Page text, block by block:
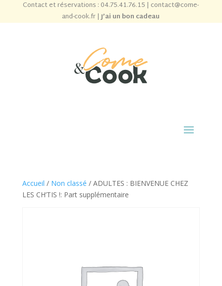
Contact et réservations : 04.75.41.76.15 | contact@come-
and-cook.fr|J’ai un bon cadeau
Accueil / Non classé / ADULTES : BIENVENUE CHEZ
LES CH’TIS !: Part supplémentaire